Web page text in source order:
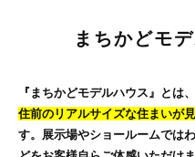
まちかどモ
『まちかどモデルハウス』とは
住前のリアルサイズな住まいが
す。展示場やショールームでは